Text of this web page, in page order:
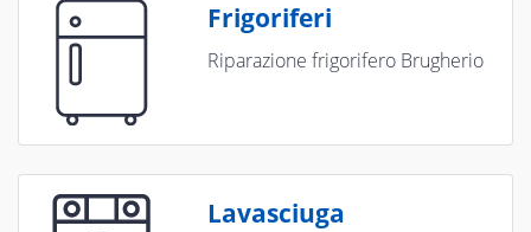
Frigoriferi
Riparazione frigorifero Brugherio
Lavasciuga